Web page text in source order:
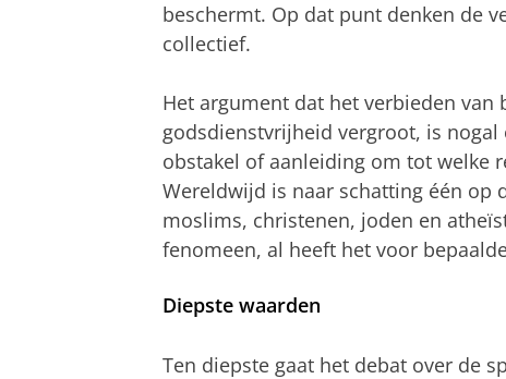
beschermt. Op dat punt denken de
collectief.
Het argument dat het verbieden
godsdienstvrijheid vergroot, is
obstakel of aanleiding om tot welke
Wereldwijd is naar schatting één op
moslims, christenen, joden en
fenomeen, al heeft het voor
Diepste waarden
Ten diepste gaat het debat over de